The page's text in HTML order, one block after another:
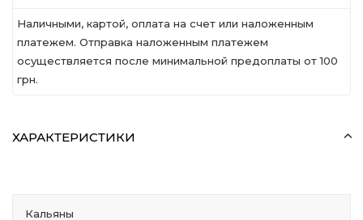
Наличными, картой, оплата на счет или наложенным
платежем. Отправка наложенным платежем
осуществляется после минимальной предоплаты от 100
грн.
ХАРАКТЕРИСТИКИ
Кальяны